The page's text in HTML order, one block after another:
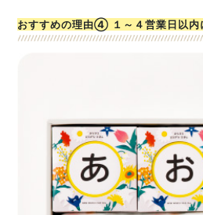
おすすめの理由④ １～４営業日以